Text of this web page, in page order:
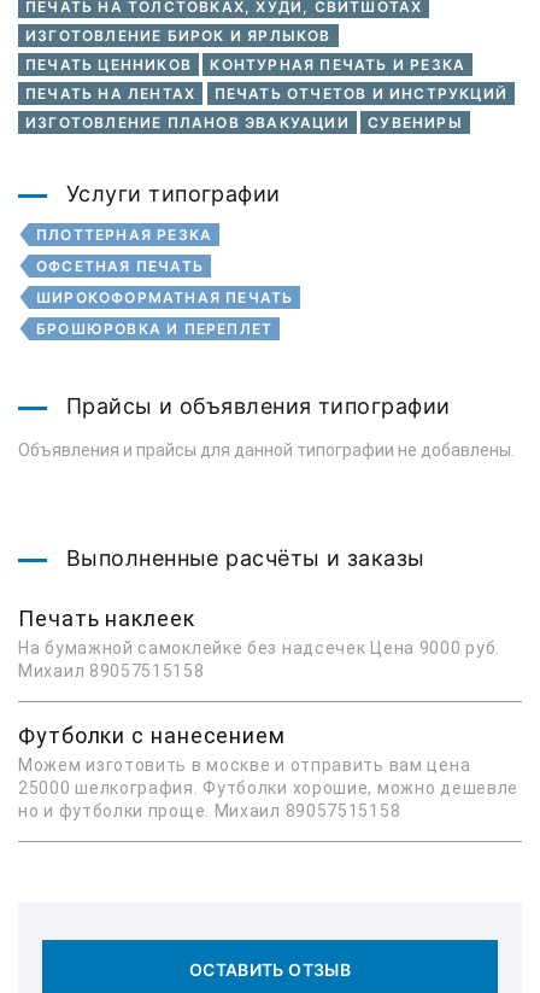
ПЕЧАТЬ НА ТОЛСТОВКАХ, ХУДИ, СВИТШОТАХ
ИЗГОТОВЛЕНИЕ БИРОК И ЯРЛЫКОВ
ПЕЧАТЬ ЦЕННИКОВ
КОНТУРНАЯ ПЕЧАТЬ И РЕЗКА
ПЕЧАТЬ НА ЛЕНТАХ
ПЕЧАТЬ ОТЧЕТОВ И ИНСТРУКЦИЙ
ИЗГОТОВЛЕНИЕ ПЛАНОВ ЭВАКУАЦИИ
СУВЕНИРЫ
Услуги типографии
ПЛОТТЕРНАЯ РЕЗКА
ОФСЕТНАЯ ПЕЧАТЬ
ШИРОКОФОРМАТНАЯ ПЕЧАТЬ
БРОШЮРОВКА И ПЕРЕПЛЕТ
Прайсы и объявления типографии
Объявления и прайсы для данной типографии не добавлены.
Выполненные расчёты и заказы
Печать наклеек
На бумажной самоклейке без надсечек Цена 9000 руб.
Михаил 89057515158
Футболки с нанесением
Можем изготовить в москве и отправить вам цена
25000 шелкография. Футболки хорошие, можно дешевле
но и футболки проще. Михаил 89057515158
ОСТАВИТЬ ОТЗЫВ